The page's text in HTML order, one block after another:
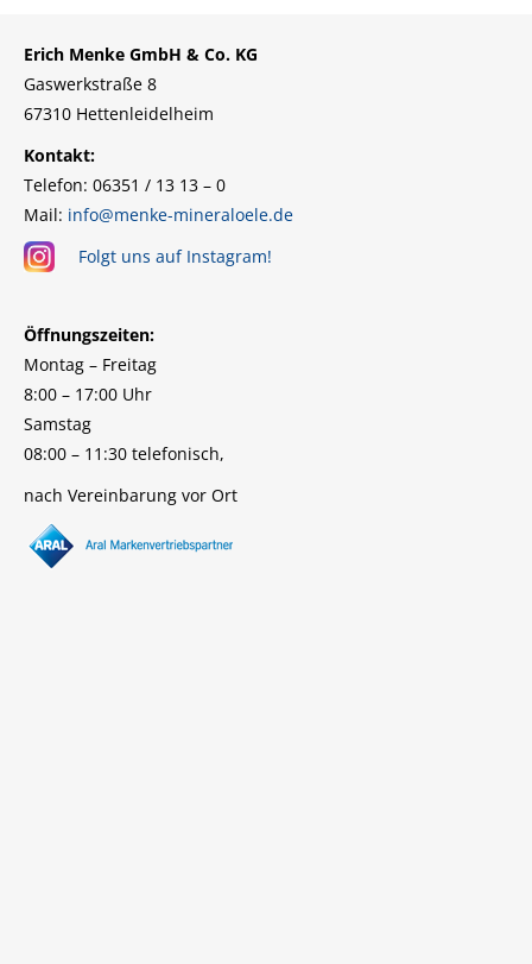
Erich Menke GmbH & Co. KG
Gaswerkstraße 8
67310 Hettenleidelheim
Kontakt:
Telefon: 06351 / 13 13 – 0
Mail: info@menke-mineraloele.de
Folgt uns auf Instagram!
Öffnungszeiten:
Montag – Freitag
8:00 – 17:00 Uhr
Samstag
08:00 – 11:30 telefonisch,
nach Vereinbarung vor Ort